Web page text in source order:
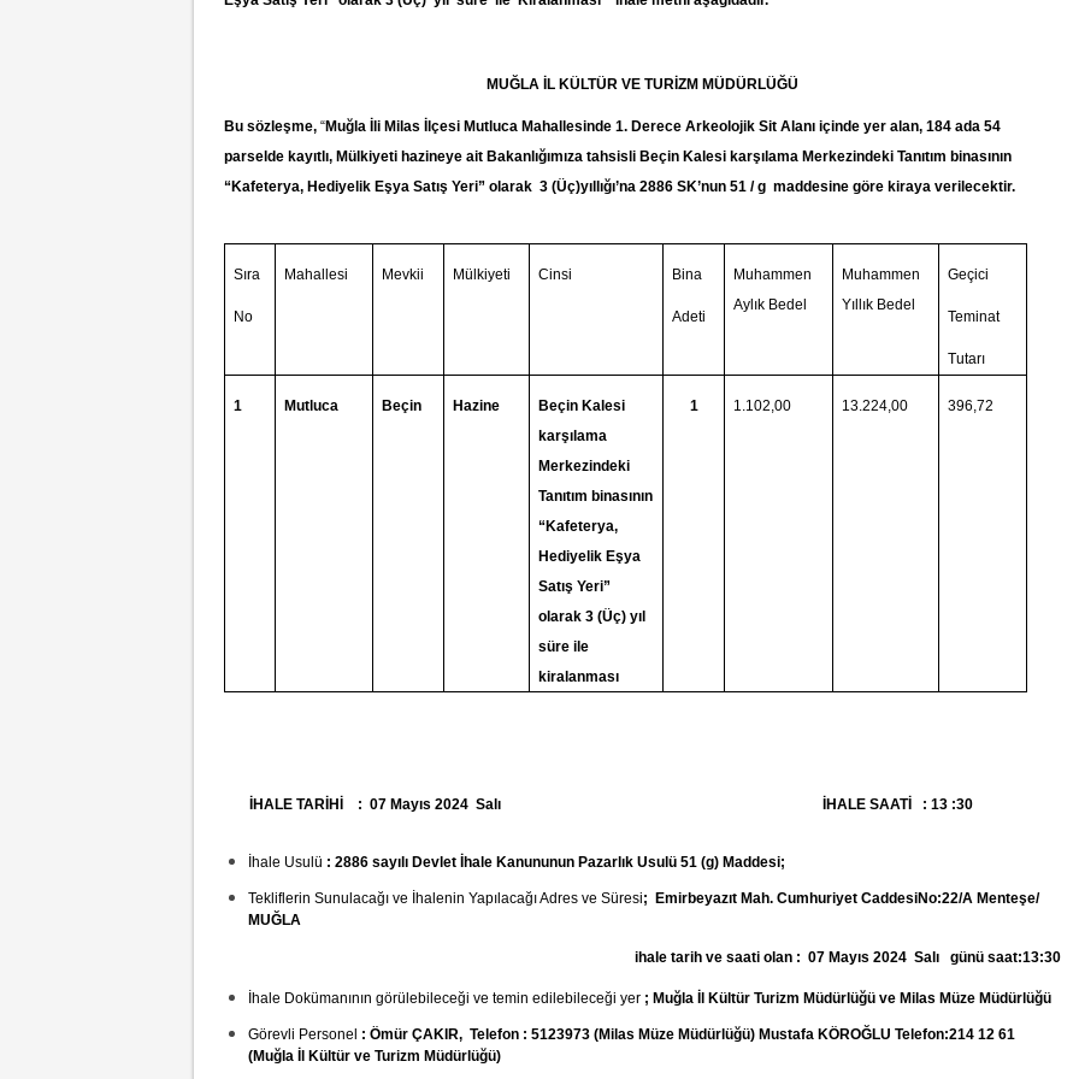
MUĞLA İL KÜLTÜR VE TURİZM MÜDÜRLÜĞÜ
Bu sözleşme, “Muğla İli Milas İlçesi Mutluca Mahallesinde 1. Derece Arkeolojik Sit Alanı içinde yer alan, 184 ada 54
parselde kayıtlı, Mülkiyeti hazineye ait Bakanlığımıza tahsisli Beçin Kalesi karşılama Merkezindeki Tanıtım binasının
“Kafeterya, Hediyelik Eşya Satış Yeri” olarak 3 (Üç)yıllığı’na 2886 SK’nun 51 / g maddesine göre kiraya verilecektir.
Sıra
No
Mahallesi Mevkii Mülkiyeti Cinsi Bina
Adeti
Muhammen
Aylık Bedel
Muhammen
Yıllık Bedel
Geçici
Teminat
Tutarı
1 Mutluca Beçin Hazine
Beçin Kalesi
karşılama
Merkezindeki
Tanıtım binasının
“Kafeterya,
Hediyelik Eşya
Satış Yeri”
olarak 3 (Üç) yıl
süre ile
kiralanması
1 1.102,00 13.224,00 396,72
İHALE TARİHİ : 07 Mayıs 2024 Salı İHALE SAATİ : 13 :30
İhale Usulü : 2886 sayılı Devlet İhale Kanununun Pazarlık Usulü 51 (g) Maddesi;
Tekliflerin Sunulacağı ve İhalenin Yapılacağı Adres ve Süresi; Emirbeyazıt Mah. Cumhuriyet CaddesiNo:22/A Menteşe/
MUĞLA
ihale tarih ve saati olan : 07 Mayıs 2024 Salı günü saat:13:30
İhale Dokümanının görülebileceği ve temin edilebileceği yer ; Muğla İl Kültür Turizm Müdürlüğü ve Milas Müze Müdürlüğü
Görevli Personel : Ömür ÇAKIR, Telefon : 5123973 (Milas Müze Müdürlüğü) Mustafa KÖROĞLU Telefon:214 12 61
(Muğla İl Kültür ve Turizm Müdürlüğü)